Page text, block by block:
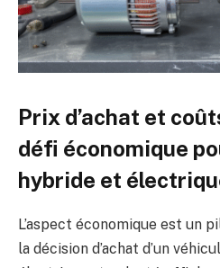
Prix d’achat et
défi économique
hybride et
L’aspect économique est un
la décision d’achat d’un